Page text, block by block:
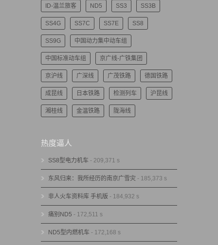
ID-温兰旅客 ND5 SS3 SS3B
SS4G SS7C SS7E SS8
SS9G 中国动力集中动车组
中国标准动车组 京广线-广铁集团
京沪线 广深线 广茂铁路 德国铁路
成昆线 日本铁路 检测列车 沪昆线
湘桂线 金温铁路 陇海线
热度逼人
SS8型电力机车 - 209,371 s
东风归来：我所经历的南京广雪灾 - 185,373 s
非人火车资料库 手机版 - 184,932 s
痛别ND5 - 172,511 s
ND5型内燃机车 - 172,168 s